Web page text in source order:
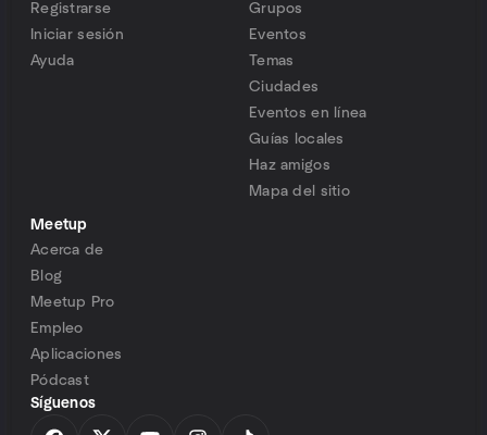
Registrarse
Iniciar sesión
Ayuda
Grupos
Eventos
Temas
Ciudades
Eventos en línea
Guías locales
Haz amigos
Mapa del sitio
Meetup
Acerca de
Blog
Meetup Pro
Empleo
Aplicaciones
Pódcast
Síguenos